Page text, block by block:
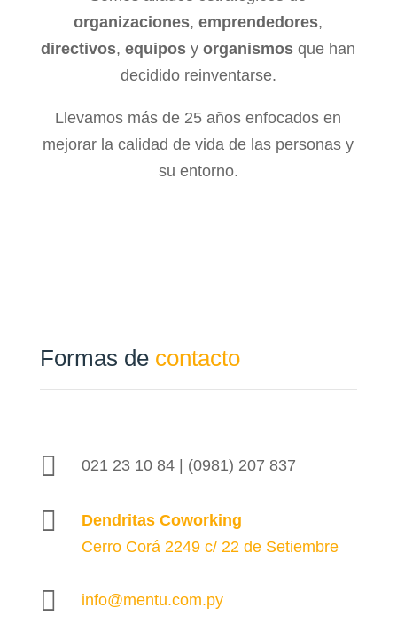
organizaciones,emprendedores,
directivos,equipos yorganismos que han
decidido reinventarse.
Llevamos más de 25 años enfocados en
mejorar la calidad de vida de las personas y
su entorno.
Formas de contacto
 021 23 10 84 | (0981) 207 837

Dendritas Coworking
Cerro Corá 2249 c/ 22 de Setiembre
 info@mentu.com.py